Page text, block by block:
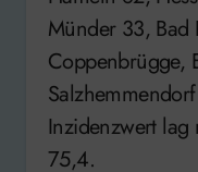
Münder 33, Bad
Coppenbrügge,
Inzidenzwert lag
75,4.